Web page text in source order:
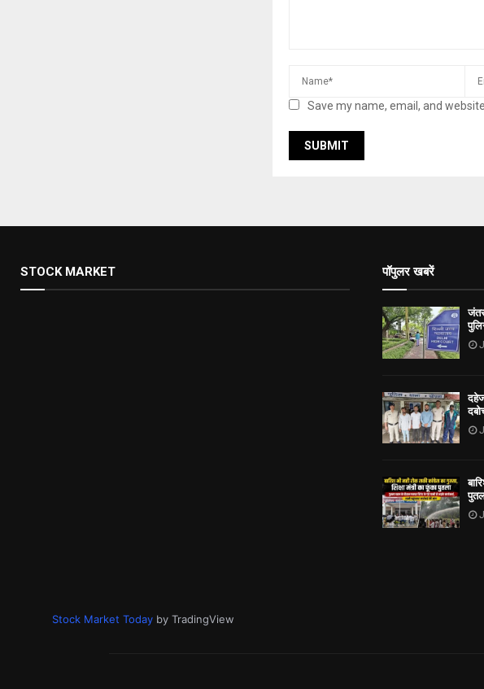
Save my name, email, and
STOCK MARKET
Stock Market Today by TradingView
पॉपुलर खबरें